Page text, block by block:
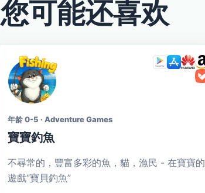
您可能还喜欢
年龄 0-5 · Adventure Games
寶寶釣魚
不尋常的，豐富多彩的魚，貓，漁民 - 在寶寶的
遊戲“寶貝釣魚”